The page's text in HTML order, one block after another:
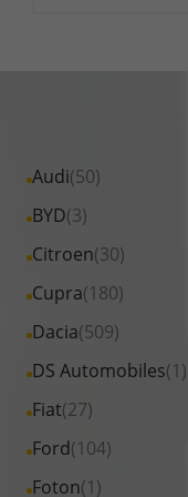
Audi(50)
Alle
Fahrzeuge
Audi
anzeigen
BYD(3)
Alle
Fahrzeuge
BYD
anzeigen
Citroen(30)
Alle
Fahrzeuge
Citroen
anzeigen
Cupra(180)
Alle
Fahrzeuge
Cupra
anzeigen
Dacia(509)
Alle
Fahrzeuge
Dacia
anzeigen
DS Automobiles(1)
Alle
Fahrzeuge
DS
Automobiles
Fiat(27)
Alle
Fahrzeuge
Ford(104)
Alle
Fahrzeuge
Foton(1)
Alle